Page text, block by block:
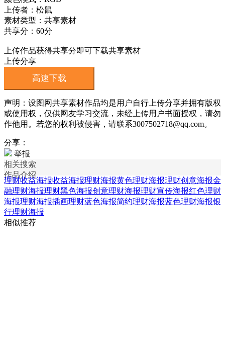
上传者：松鼠
素材类型：共享素材
共享分：60分
上传作品获得共享分即可下载共享素材
上传分享
高速下载
声明：设图网共享素材作品均是用户自行上传分享并拥有版权
或使用权，仅供网友学习交流，未经上传用户书面授权，请勿
作他用。若您的权利被侵害，请联系3007502718@qq.com。
分享：
举报
相关搜索
作品介绍
理财收益海报收益海报理财海报黄色理财海报理财创意海报金
融理财海报理财黑色海报创意理财海报理财宣传海报红色理财
海报理财海报插画理财蓝色海报简约理财海报蓝色理财海报银
行理财海报
相似推荐